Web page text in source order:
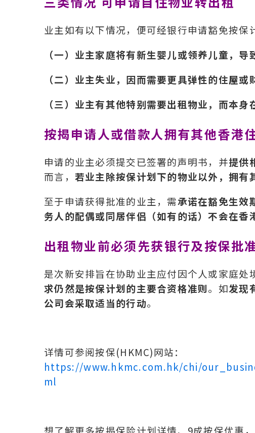
业主如有以下情况，便可经银行申请豁免按保
（一）业主家庭将有新生婴儿或领养儿童，导
（二）业主失业，因而需要更具弹性的住屋或
（三）业主有其他特别需要出租物业，而本身
按揭申请人或借款人拥有其他香
申请的业主必须提交已签署的声明书，并提供
而言， 若业主除按保计划下的物业以外，拥
至于申请获得批准的业主，需承诺在豁免生效
务人的配偶或同居伴侣（如有的话）不会在香
出租物业前必须先获银行及按保批
是次新安排旨在协助业主应付因个人或家庭处
求仍然是按保计划的主要合资格准则。如发现
公司会采取适当的行动。
详情可参阅按保(HKMC)网站：
https://www.hkmc.com.hk/chi/
ml
想了解更多按揭保险计划详情、9成按保优惠